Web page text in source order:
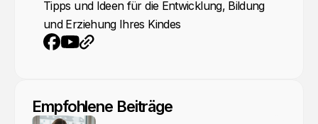
Tipps und Ideen für die Entwicklung, Bildung
und Erziehung Ihres Kindes
Empfohlene Beiträge